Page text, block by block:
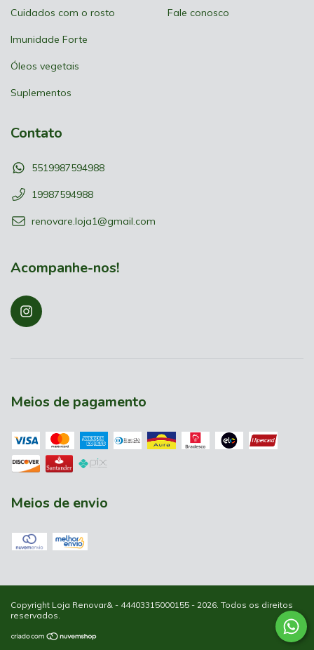
Cuidados com o rosto
Imunidade Forte
Óleos vegetais
Suplementos
Fale conosco
Contato
5519987594988
19987594988
renovare.loja1@gmail.com
Acompanhe-nos!
Meios de pagamento
Meios de envio
Copyright Loja Renovar& - 44403315000155 - 2026. Todos os direitos
reservados.